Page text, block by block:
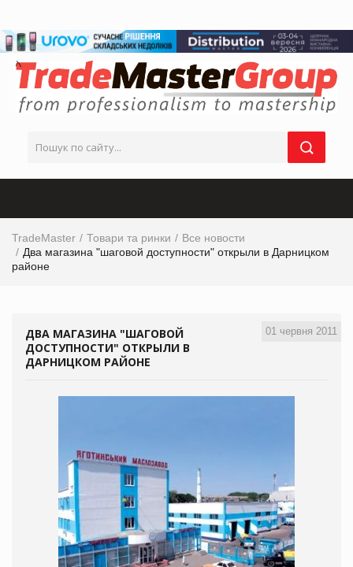
TradeMaster Товари та ринки
Все новости
Два магазина "шаговой доступности" открыли в Дарницком
районе
01 червня 2011
ДВА МАГАЗИНА "ШАГОВОЙ
ДОСТУПНОСТИ" ОТКРЫЛИ В
ДАРНИЦКОМ РАЙОНЕ